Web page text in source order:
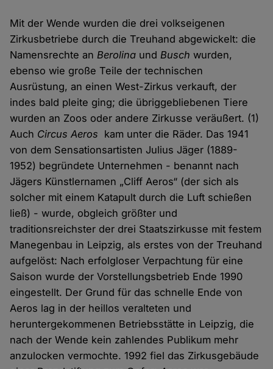
Mit der Wende wurden die drei volkseigenen
Zirkusbetriebe durch die Treuhand abgewickelt: die
Namensrechte anBerolina undBusch wurden,
ebenso wie große Teile der technischen
Ausrüstung, an einen West-Zirkus verkauft, der
indes bald pleite ging; die übriggebliebenen Tiere
wurden an Zoos oder andere Zirkusse veräußert. (1)
Auch Circus Aeros kam unter die Räder. Das 1941
von dem Sensationsartisten Julius Jäger (1889-
1952) begründete Unternehmen - benannt nach
Jägers Künstlernamen „Cliff Aeros“ (der sich als
solcher mit einem Katapult durch die Luft schießen
ließ) - wurde, obgleich größter und
traditionsreichster der drei Staatszirkusse mit festem
Manegenbau in Leipzig, als erstes von der Treuhand
aufgelöst: Nach erfolgloser Verpachtung für eine
Saison wurde der Vorstellungsbetrieb Ende 1990
eingestellt. Der Grund für das schnelle Ende von
Aeros lag in der heillos veralteten und
heruntergekommenen Betriebsstätte in Leipzig, die
nach der Wende kein zahlendes Publikum mehr
anzulocken vermochte. 1992 fiel das Zirkusgebäude